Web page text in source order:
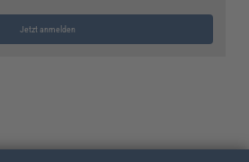
Jetzt anmelden